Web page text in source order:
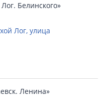
Белинского»
Лог, улица
Ленина»